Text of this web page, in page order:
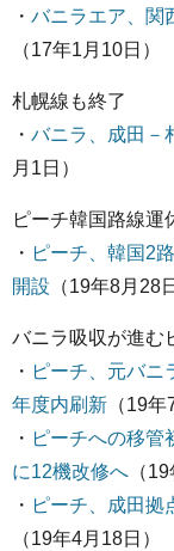
・ バニラエア、
（17年1月10日）
札幌線も終了
・ バニラ、成田
月1日）
ピーチ韓国路線運
・ ピーチ、韓国2
開設 （19年8月28
バニラ吸収が進む
・ ピーチ、元バ
年度内刷新 （19年
・ ピーチへの移
に12機改修へ （
・ ピーチ、成田
（19年4月18日）